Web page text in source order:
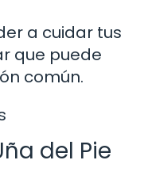
a cuidar tus
que puede
común.
del Pie